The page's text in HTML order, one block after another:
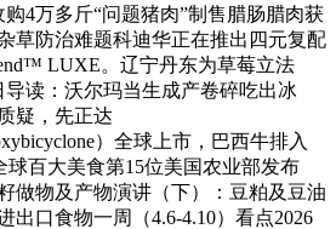
4万多斤“问题猪肉”制售腊肠腊肉获
草防治难题科迪华正在推出四元复配
LUXE。辽宁丹东为草莓立法
导读：沃尔玛当生成产卷碎吃出冰
疑，先正达
）全球上市，巴西牛排入
球百大美食第15位美国农业部发布
做物及产物演讲（下）：豆粕及豆油
出口食物一周（4.6-4.10）看点2026